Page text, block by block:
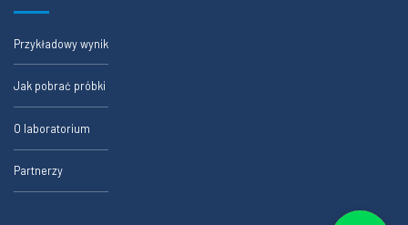
Przykładowy wynik
Jak pobrać próbki
O laboratorium
Partnerzy